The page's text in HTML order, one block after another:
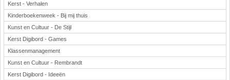
Kerst - Verhalen
Kinderboekenweek - Bij mij thuis
Kunst en Cultuur - De Stijl
Kerst Digibord - Games
Klassenmanagement
Kunst en Cultuur - Rembrandt
Kerst Digibord - Ideeën